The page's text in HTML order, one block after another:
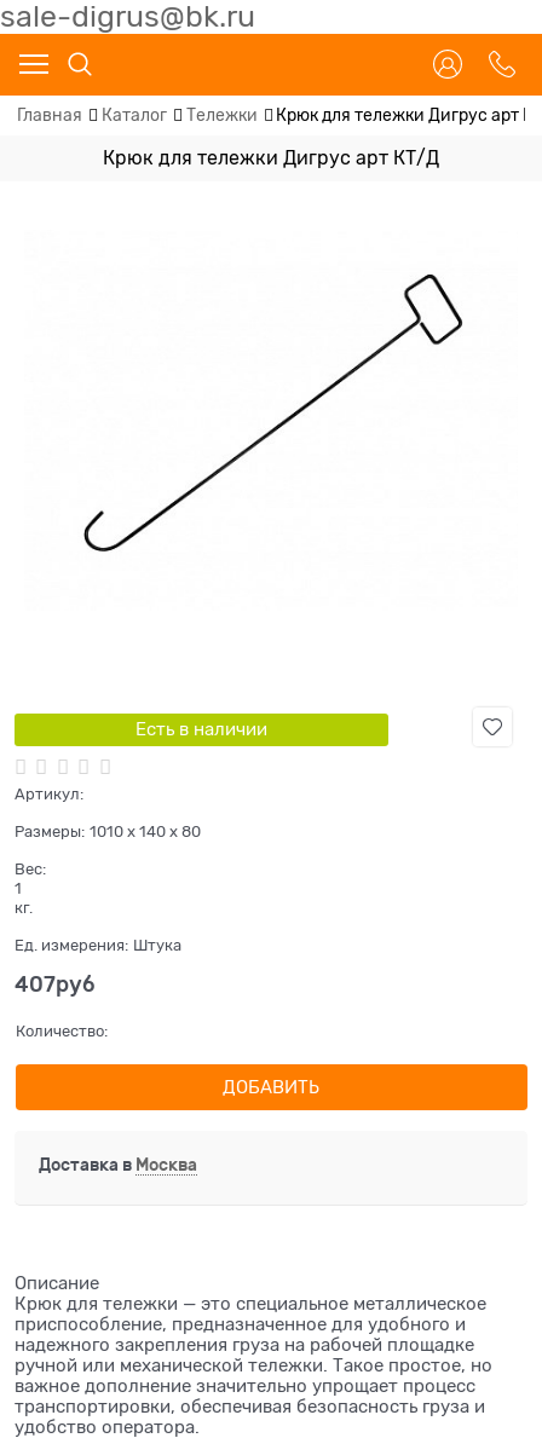
sale-digrus@bk.ru
Главная Каталог Тележки Крюк для тележки Дигрус арт
Крюк для тележки Дигрус арт КТ/Д
Есть в наличии
Артикул:
Размеры: 1010 x 140 x 80
Вес:
1
кг.
Ед. измерения: Штука
407руб
Количество:
ДОБАВИТЬ
Доставка в Москва
Описание
Крюк для тележки — это специальное металлическое
приспособление, предназначенное для удобного и
надежного закрепления груза на рабочей площадке
ручной или механической тележки. Такое простое, но
важное дополнение значительно упрощает процесс
транспортировки, обеспечивая безопасность груза и
удобство оператора.